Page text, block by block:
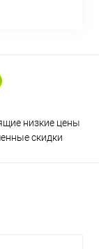
низкие цены и
скидки